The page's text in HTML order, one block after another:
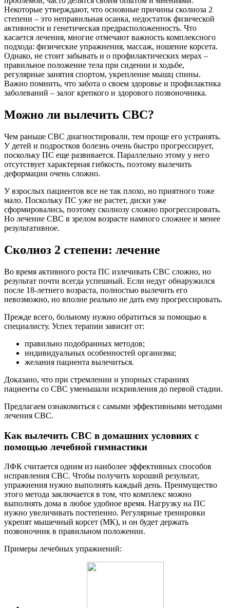
Некоторые утверждают, что основные причины сколиоза 2
степени – это неправильная осанка, недостаток физической
активности и генетическая предрасположенность. Что
касается лечения, многие отмечают важность комплексного
подхода: физические упражнения, массаж, ношение корсета.
Однако, не стоит забывать и о профилактических мерах –
правильное положение тела при сидении и ходьбе,
регулярные занятия спортом, укрепление мышц спины.
Важно помнить, что забота о своем здоровье и профилактика
заболеваний – залог крепкого и здорового позвоночника.
Можно ли вылечить СВС?
Чем раньше СВС диагностировали, тем проще его устранять.
У детей и подростков болезнь очень быстро прогрессирует,
поскольку ПС еще развивается. Параллельно этому у него
отсутствует характерная гибкость, поэтому вылечить
деформации очень сложно.
У взрослых пациентов все не так плохо, но приятного тоже
мало. Поскольку ПС уже не растет, диски уже
сформировались, поэтому сколиозу сложно прогрессировать.
Но лечение СВС в зрелом возрасте намного сложнее и менее
результативное.
Сколиоз 2 степени: лечение
Во время активного роста ПС излечивать СВС сложно, но
результат почти всегда успешный. Если недуг обнаружился
после 18-летнего возраста, полностью вылечить его
невозможно, но вполне реально не дать ему прогрессировать.
Прежде всего, больному нужно обратиться за помощью к
специалисту. Успех терапии зависит от:
правильно подобранных методов;
индивидуальных особенностей организма;
желания пациента вылечиться.
Доказано, что при стремлении и упорных стараниях
пациенты со СВС уменьшали искривления до первой стадии.
Предлагаем ознакомиться с самыми эффективными методами
лечения СВС.
Как вылечить СВС в домашних условиях с
помощью лечебной гимнастики
ЛФК считается одним из наиболее эффективных способов
исправления СВС. Чтобы получить хороший результат,
упражнения нужно выполнять каждый день. Преимущество
этого метода заключается в том, что комплекс можно
выполнять дома в любое удобное время. Нагрузку на ПС
нужно увеличивать постепенно. Регулярные тренировки
укрепят мышечный корсет (МК), и он будет держать
позвоночник в правильном положении.
Примеры лечебных упражнений: